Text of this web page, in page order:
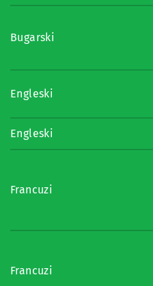
Bugarski
Engleski
Engleski
Francuzi
Francuzi